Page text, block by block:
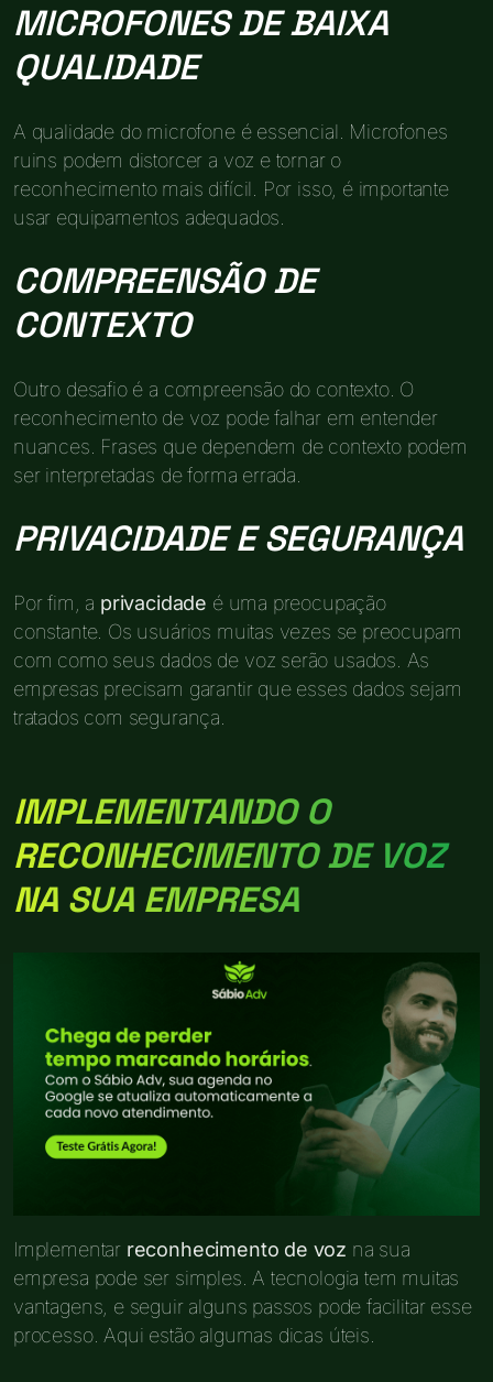
MICROFONES DE BAIXA
QUALIDADE
A qualidade do microfone é essencial. Microfones
ruins podem distorcer a voz e tornar o
reconhecimento mais difícil. Por isso, é importante
usar equipamentos adequados.
COMPREENSÃO DE
CONTEXTO
Outro desafio é a compreensão do contexto. O
reconhecimento de voz pode falhar em entender
nuances. Frases que dependem de contexto podem
ser interpretadas de forma errada.
PRIVACIDADE E SEGURANÇA
Por fim, a privacidade é uma preocupação
constante. Os usuários muitas vezes se preocupam
com como seus dados de voz serão usados. As
empresas precisam garantir que esses dados sejam
tratados com segurança.
IMPLEMENTANDO O
RECONHECIMENTO DE VOZ
NA SUA EMPRESA
Implementar reconhecimento de voz na sua
empresa pode ser simples. A tecnologia tem muitas
vantagens, e seguir alguns passos pode facilitar esse
processo. Aqui estão algumas dicas úteis.